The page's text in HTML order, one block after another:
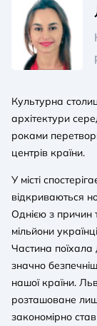
Культурна
архітектури
роками
центрів країни.
У місті
відкриваються
Однією з причин
мільйони
Частина
значно
нашої країни.
розташоване
закономірно